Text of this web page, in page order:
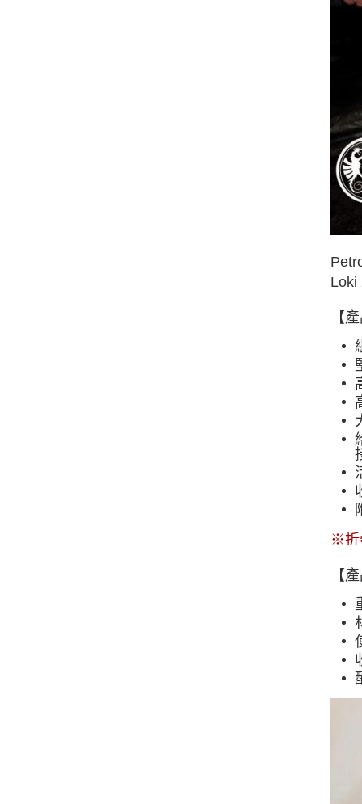
Loki
【
※折
【